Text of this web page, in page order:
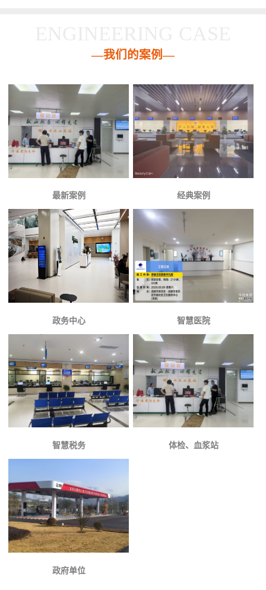
—我们的案例—
最新案例 经典案例
政务中心 智慧医院
智慧税务 体检、血浆站
政府单位